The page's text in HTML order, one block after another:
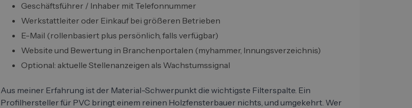
Geschäftsführer / Inhaber mit Telefonnummer
Werkstattleiter oder Einkauf bei größeren Betrieben
E-Mail (rollenbasiert plus persönlich, falls verfügbar)
Website und Bewertung in Branchenportalen (myhammer, Innungsverzeichnis)
Optional: aktuelle Stellenanzeigen als Wachstumssignal
Aus meiner Erfahrung ist der Material-Schwerpunkt die wichtigste Filterspalte. Ein
Profilhersteller für PVC bringt einem reinen Holzfensterbauer nichts, und umgekehrt. Wer